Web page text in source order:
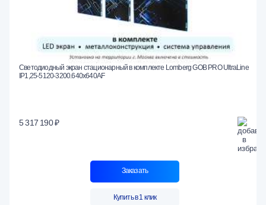
Светодиодный экран стационарный в комплекте Lomberg GOB PRO UltraLine
IP1,25-5120-3200.640x640AF
5 317 190 ₽
Заказать
Купить в 1 клик